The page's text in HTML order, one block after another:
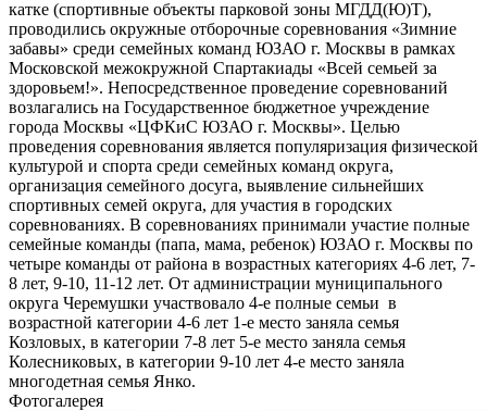
катке (спортивные объекты парковой зоны МГДД(Ю)Т),
проводились окружные отборочные соревнования «Зимние
забавы» среди семейных команд ЮЗАО г. Москвы в рамках
Московской межокружной Спартакиады «Всей семьей за
здоровьем!». Непосредственное проведение соревнований
возлагались на Государственное бюджетное учреждение
города Москвы «ЦФКиС ЮЗАО г. Москвы». Целью
проведения соревнования является популяризация физической
культурой и спорта среди семейных команд округа,
организация семейного досуга, выявление сильнейших
спортивных семей округа, для участия в городских
соревнованиях. В соревнованиях принимали участие полные
семейные команды (папа, мама, ребенок) ЮЗАО г. Москвы по
четыре команды от района в возрастных категориях 4-6 лет, 7-
8 лет, 9-10, 11-12 лет. От администрации муниципального
округа Черемушки участвовало 4-е полные семьи в
возрастной категории 4-6 лет 1-е место заняла семья
Козловых, в категории 7-8 лет 5-е место заняла семья
Колесниковых, в категории 9-10 лет 4-е место заняла
многодетная семья Янко.
Фотогалерея